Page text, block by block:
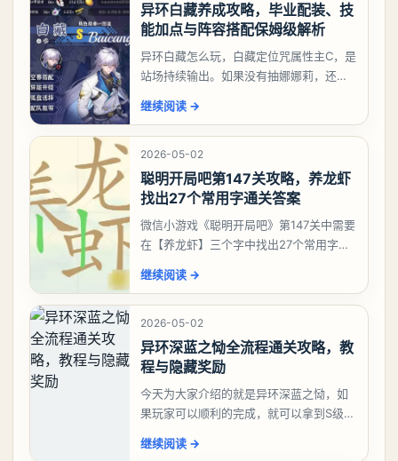
异环白藏养成攻略，毕业配装、技
能加点与阵容搭配保姆级解析
异环白藏怎么玩，白藏定位咒属性主C，是
站场持续输出。如果没有抽娜娜莉，还没
有娜娜莉缺另外一个二队C想打深渊也可以
考虑养个白藏
继续阅读 →
2026-05-02
聪明开局吧第147关攻略，养龙虾
找出27个常用字通关答案
微信小游戏《聪明开局吧》第147关中需要
在【养龙虾】三个字中找出27个常用字，
大、夫、夰、巾、中、虫、下、虾、卜、
囗、吓、卟、
继续阅读 →
2026-05-02
异环深蓝之恸全流程通关攻略，教
程与隐藏奖励
今天为大家介绍的就是异环深蓝之恸，如
果玩家可以顺利的完成，就可以拿到S级弧
比较高的，对于那些新手玩家并不建议直
继续阅读 →